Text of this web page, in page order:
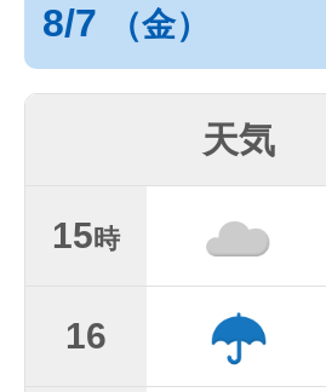
8/7 （金）
天気
15時
16